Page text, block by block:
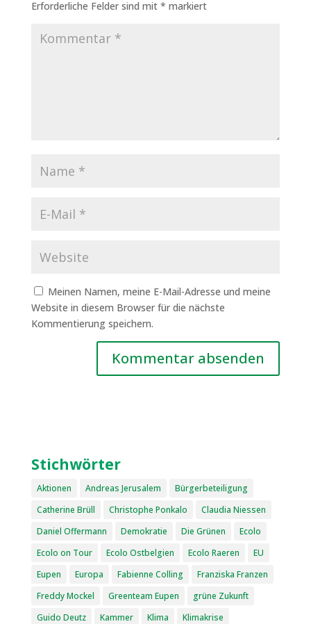
Erforderliche Felder sind mit * markiert
Meinen Namen, meine E-Mail-Adresse und meine
Website in diesem Browser für die nächste
Kommentierung speichern.
Stichwörter
Aktionen Andreas Jerusalem
Bürgerbeteiligung
Catherine Brüll
Christophe Ponkalo
Claudia Niessen
Daniel Offermann
Demokratie Die Grünen
Ecolo
Ecolo on Tour
Ecolo Ostbelgien Ecolo Raeren
EU
Eupen
Europa Fabienne Colling
Franziska Franzen
Freddy Mockel
Greenteam Eupen
grüne Zukunft
Guido Deutz
Kammer Klima
Klimakrise